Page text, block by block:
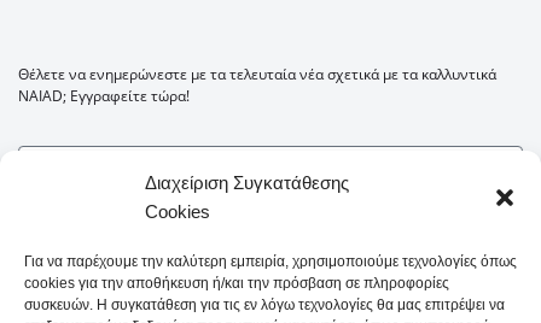
Διαχείριση Συγκατάθεσης
Cookies
Για να παρέχουμε την καλύτερη εμπειρία, χρησιμοποιούμε τεχνολογίες όπως
cookies για την αποθήκευση ή/και την πρόσβαση σε πληροφορίες
συσκευών. Η συγκατάθεση για τις εν λόγω τεχνολογίες θα μας επιτρέψει να
Θέλετε να ενημερώνεστε με τα τελευταία νέα σχετικά με τα καλλυντικά
NAIAD; Εγγραφείτε τώρα!